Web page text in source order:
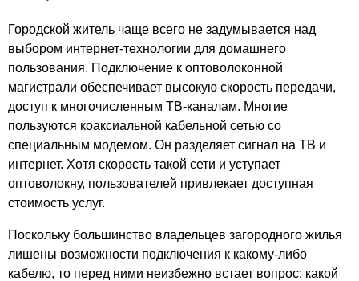
Парк Хаус
Партнер
Перово Молл
Персона Грата
Петровский
Плаза
Платинум
Покровский
Городской житель чаще всего не задумывается над
выбором интернет-технологии для домашнего
пользования. Подключение к оптоволоконной
магистрали обеспечивает высокую скорость передачи,
доступ к многочисленным ТВ-каналам. Многие
пользуются коаксиальной кабельной сетью со
специальным модемом. Он разделяет сигнал на ТВ и
интернет. Хотя скорость такой сети и уступает
оптоволокну, пользователей привлекает доступная
стоимость услуг.
Поскольку большинство владельцев загородного жилья
лишены возможности подключения к какому-либо
кабелю, то перед ними неизбежно встает вопрос: какой